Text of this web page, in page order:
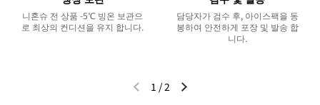
니혼슈 전 상품 -5℃ 빙온 보관으
로 최상의 컨디션을 유지 합니다.
담당자가 검수 후, 아이스팩을 동
봉하여 안전하게 포장 및 발송 합
니다.
이전 슬라이드다음 슬라이드
1 /2